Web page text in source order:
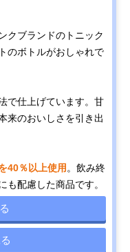
クブランドのトニック
のボトルがおしゃれで
で仕上げています。甘
来のおいしさを引き出
40％以上使用 。飲み終
も配慮した商品です。